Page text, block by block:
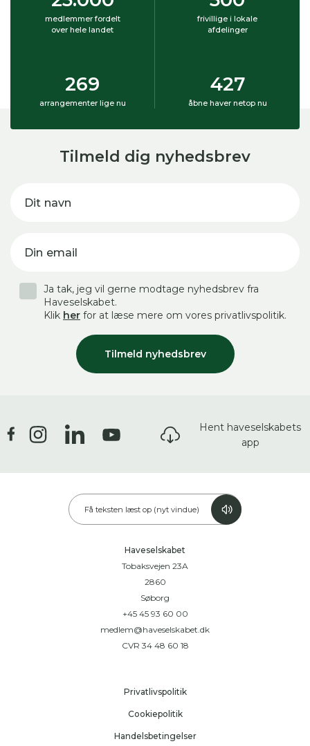
medlemmer fordelt
over hele landet
frivillige i lokale
afdelinger
269
arrangementer lige nu
427
åbne haver netop nu
Tilmeld dig nyhedsbrev
Dit navn
Din email
Tilmeld nyhedsbrev
Ja tak, jeg vil gerne modtage nyhedsbrev fra
Haveselskabet.
Klik her for at læse mere om vores privatlivspolitik.
Hent haveselskabets
app
Få teksten læst op (nyt vindue)
Haveselskabet
Tobaksvejen 23A
2860
Søborg
+45 45 93 60 00
medlem@haveselskabet.dk
CVR 34 48 60 18
Privatlivspolitik
Cookiepolitik
Handelsbetingelser